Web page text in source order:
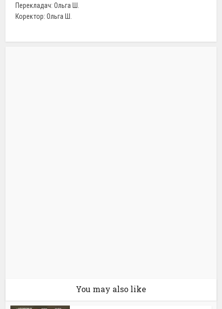
Перекладач: Ольга Ш.
Коректор: Ольга Ш.
You may also like